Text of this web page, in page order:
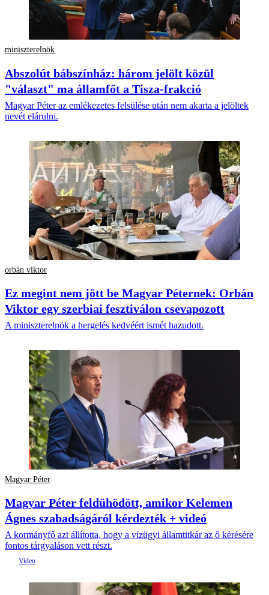
miniszterelnök
Abszolút bábszínház: három jelölt közül
"választ" ma államfőt a Tisza-frakció
Magyar Péter az emlékezetes felsülése után nem akarta a jelöltek
nevét elárulni.
orbán viktor
Ez megint nem jött be Magyar Péternek: Orbán
Viktor egy szerbiai fesztiválon csevapozott
A miniszterelnök a hergelés kedvéért ismét hazudott.
Magyar Péter
Magyar Péter feldühödött, amikor Kelemen
Ágnes szabadságáról kérdezték + videó
A kormányfő azt állította, hogy a vízügyi államtitkár az ő kérésére
fontos tárgyaláson vett részt.